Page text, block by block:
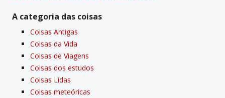
A categoria das coisas
Coisas Antigas
Coisas da Vida
Coisas de Viagens
Coisas dos estudos
Coisas Lidas
Coisas meteóricas